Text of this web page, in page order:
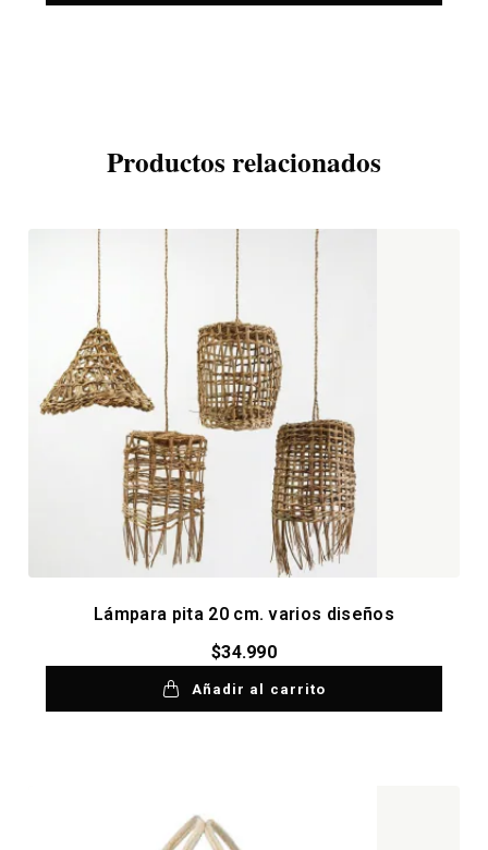
Productos relacionados
Lámpara pita 20 cm. varios diseños
$34.990
Añadir al carrito